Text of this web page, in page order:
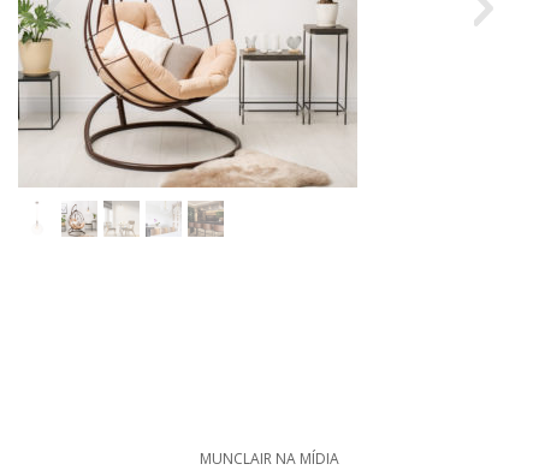
MUNCLAIR NA MÍDIA